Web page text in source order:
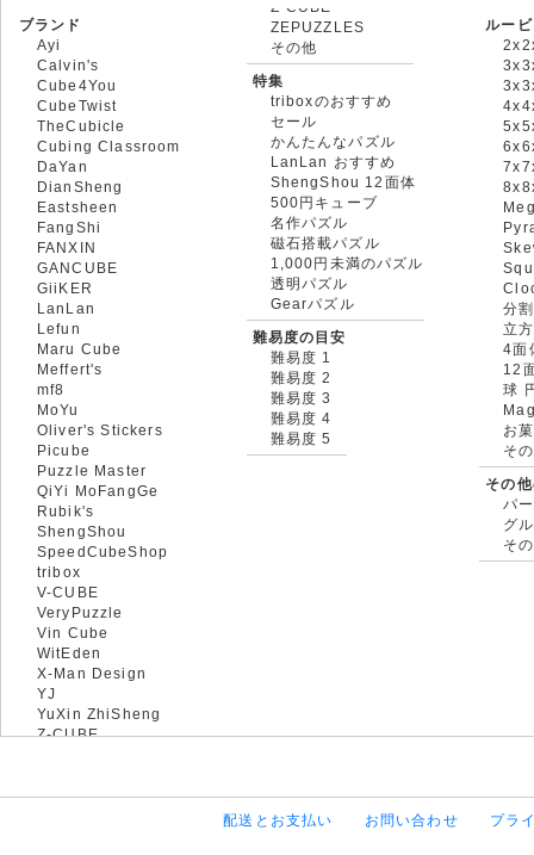
ブランド
Ayi
Calvin's
Cube4You
CubeTwist
TheCubicle
Cubing Classroom
DaYan
DianSheng
Eastsheen
FangShi
FANXIN
GANCUBE
GiiKER
LanLan
Lefun
Maru Cube
Meffert's
mf8
MoYu
Oliver's Stickers
Picube
Puzzle Master
QiYi MoFangGe
Rubik's
ShengShou
SpeedCubeShop
tribox
V-CUBE
VeryPuzzle
Vin Cube
WitEden
X-Man Design
YJ
YuXin ZhiSheng
Z-CUBE
ZEPUZZLES
その他
特集
triboxのおすすめ
セール
かんたんなパズル
LanLan おすすめ
ShengShou 12面体
500円キューブ
名作パズル
磁石搭載パズル
1,000円未満のパズル
透明パズル
Gearパズル
難易度の目安
難易度 1
難易度 2
難易度 3
難易度 4
難易度 5
ルー
分
立
4面
12
球
お
そ
その
パ
グ
そ
配送とお支払い お問い合わせ プラ